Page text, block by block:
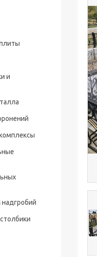
плиты
и
кладбище
кладбище
конструкции
на кладбище